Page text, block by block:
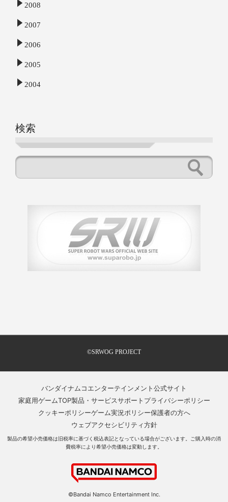
2008
2007
2006
2005
2004
検索
©SRWOG PROJECT
バンダイナムコエンターテインメント公式サイト
家庭用ゲームTOP製品・サービスサポート プライバシーポリシー
クッキーポリシーゲーム実況ポリシー保護者の方へ
ウェブアクセシビリティ方針
製品の希望小売価格は旧税率に基づく税込表記となっている場合がございます。ご購入時の消
費税率により希望小売価格は変動します。
©Bandai Namco Entertainment Inc.